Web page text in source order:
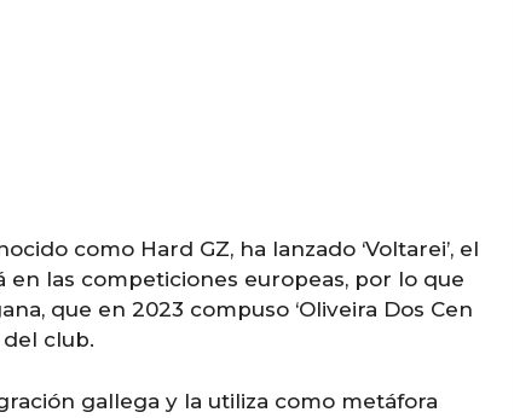
como Hard GZ, ha lanzado ‘Voltarei’, el
en las competiciones europeas, por lo que
que en 2023 compuso ‘Oliveira Dos Cen
club.
gallega y la utiliza como metáfora